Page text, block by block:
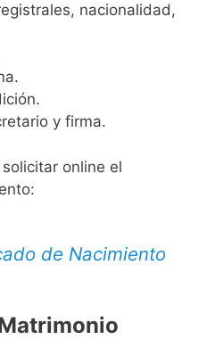
nacionalidad,
y firma.
online el
de Nacimiento